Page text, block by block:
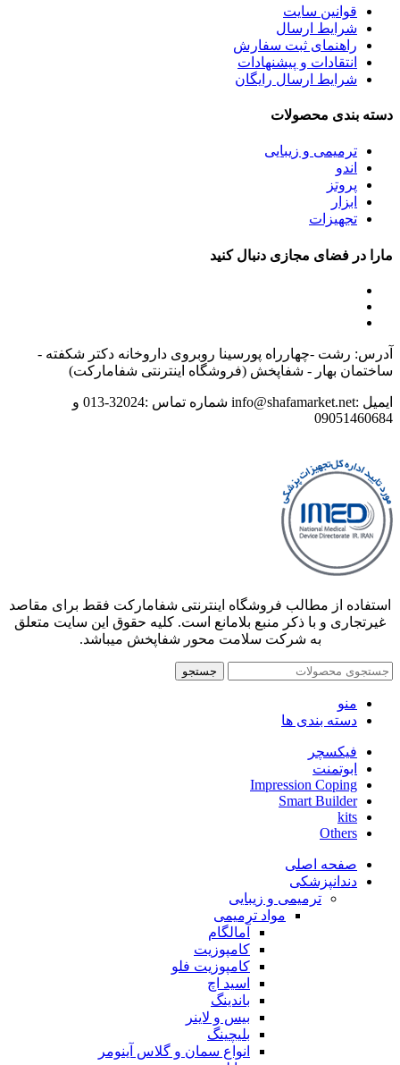
قوانین سایت
شرایط ارسال
راهنمای ثبت سفارش
انتقادات و پیشنهادات
شرایط ارسال رایگان
دسته بندی محصولات
ترمیمی و زیبایی
اندو
پروتز
ابزار
تجهیزات
مارا در فضای مجازی دنبال کنید
آدرس: رشت -چهارراه پورسینا روبروی داروخانه دکتر شکفته -
ساختمان بهار - شفاپخش (فروشگاه اینترنتی شفامارکت)
ایمیل :info@shafamarket.net شماره تماس :32024-013 و
09051460684
استفاده از مطالب فروشگاه اینترنتی شفامارکت فقط برای مقاصد
غیرتجاری و با ذکر منبع بلامانع است. کلیه حقوق این سایت متعلق
به شرکت سلامت محور شفاپخش میباشد.
جستجو
منو
دسته بندی ها
فیکسچر
ابوتمنت
Impression Coping
Smart Builder
kits
Others
صفحه اصلی
دندانپزشکی
ترمیمی و زیبایی
مواد ترمیمی
آمالگام
کامپوزیت
کامپوزیت فلو
اسید اچ
باندینگ
بیس و لاینر
بلیچینگ
انواع سمان و گلاس آینومر